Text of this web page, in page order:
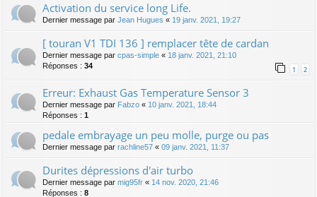
Activation du service long Life.
Dernier message par Jean Hugues « 19 janv. 2021, 19:27
[ touran V1 TDI 136 ] remplacer tête de cardan
Dernier message par cpas-simple « 18 janv. 2021, 21:10
Réponses : 34 1 2
Erreur: Exhaust Gas Temperature Sensor 3
Dernier message par Fabzo « 10 janv. 2021, 18:44
Réponses : 1
pedale embrayage un peu molle, purge ou pas
Dernier message par rachline57 « 09 janv. 2021, 11:37
Durites dépressions d'air turbo
Dernier message par mig95fr « 14 nov. 2020, 21:46
Réponses : 8